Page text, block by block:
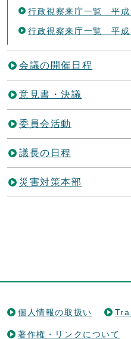
行政視察来庁一覧 平
行政視察来庁一覧 平
会議の開催日程
意見書・決議
委員会活動
議長の日程
災害対策本部
個人情報の取扱い
著作権・リンクについて